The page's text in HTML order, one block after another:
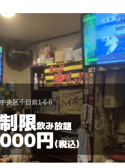
ジーノ難波戎橋
大阪市中央区難
30分
600